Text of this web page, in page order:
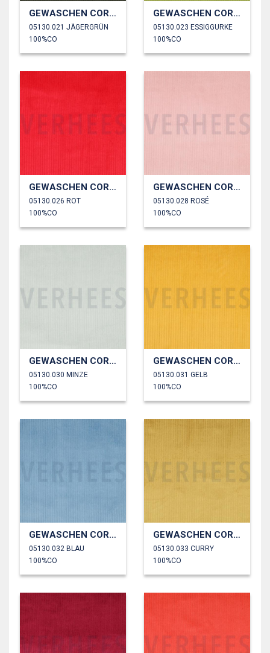
GEWASCHEN CORD 4.5W
05130.021 JÄGERGRÜN
100%CO
GEWASCHEN CORD 4.5W
05130.023 ESSIGGURKE
100%CO
GEWASCHEN CORD 4.5W
05130.026 ROT
100%CO
GEWASCHEN CORD 4.5W
05130.028 ROSÉ
100%CO
GEWASCHEN CORD 4.5W
05130.030 MINZE
100%CO
GEWASCHEN CORD 4.5W
05130.031 GELB
100%CO
GEWASCHEN CORD 4.5W
05130.032 BLAU
100%CO
GEWASCHEN CORD 4.5W
05130.033 CURRY
100%CO